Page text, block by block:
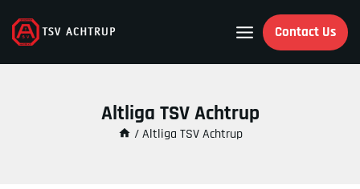
Contact Us
Altliga TSV Achtrup
/ Altliga TSV Achtrup